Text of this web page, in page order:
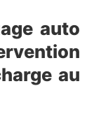
auto
au